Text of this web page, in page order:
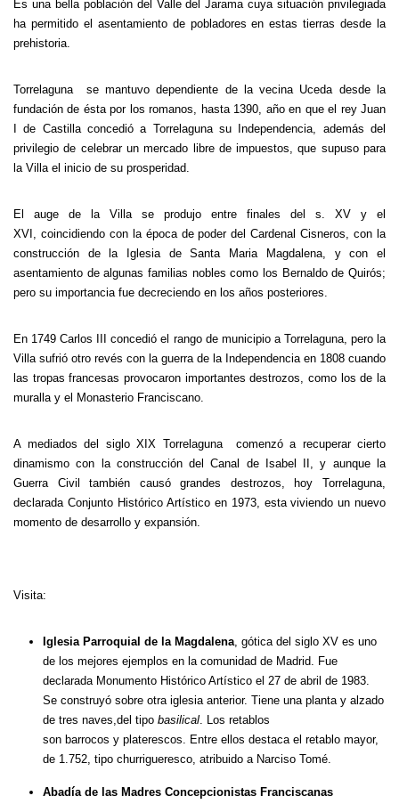
Es una bella población del Valle del Jarama cuya situación privilegiada
ha permitido el asentamiento de pobladores en estas tierras desde la
prehistoria.
Torrelaguna se mantuvo dependiente de la vecina Uceda desde la
fundación de ésta por los romanos, hasta 1390, año en que el rey Juan
I de Castilla concedió a Torrelaguna su Independencia, además del
privilegio de celebrar un mercado libre de impuestos, que supuso para
la Villa el inicio de su prosperidad.
El auge de la Villa se produjo entre finales del s. XV y el
XVI, coincidiendo con la época de poder del Cardenal Cisneros, con la
construcción de la Iglesia de Santa Maria Magdalena, y con el
asentamiento de algunas familias nobles como los Bernaldo de Quirós;
pero su importancia fue decreciendo en los años posteriores.
En 1749 Carlos III concedió el rango de municipio a Torrelaguna, pero la
Villa sufrió otro revés con la guerra de la Independencia en 1808 cuando
las tropas francesas provocaron importantes destrozos, como los de la
muralla y el Monasterio Franciscano.
A mediados del siglo XIX Torrelaguna comenzó a recuperar cierto
dinamismo con la construcción del Canal de Isabel II, y aunque la
Guerra Civil también causó grandes destrozos, hoy Torrelaguna,
declarada Conjunto Histórico Artístico en 1973, esta viviendo un nuevo
momento de desarrollo y expansión.
Visita:
Iglesia Parroquial de la Magdalena, gótica del siglo XV es uno
de los mejores ejemplos en la comunidad de Madrid. Fue
declarada Monumento Histórico Artístico el 27 de abril de 1983.
Se construyó sobre otra iglesia anterior. Tiene una planta y alzado
de tres naves,del tipo basilical. Los retablos
son barrocos y platerescos. Entre ellos destaca el retablo mayor,
de 1.752, tipo churrigueresco, atribuido a Narciso Tomé.
Abadía de las Madres Concepcionistas Franciscanas